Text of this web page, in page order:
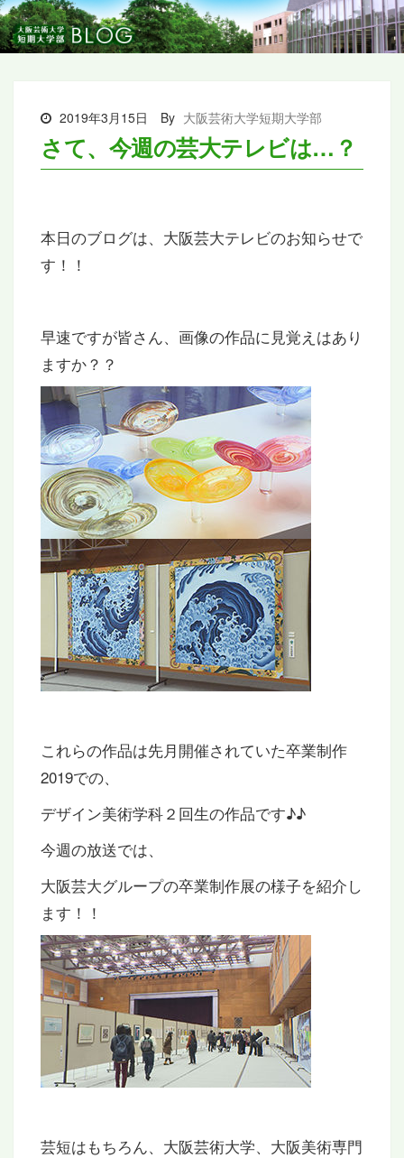
2019年3月15日 By 大阪芸術大学短期大学部
さて、今週の芸大テレビは…？
本日のブログは、大阪芸大テレビのお知らせで
す！！
早速ですが皆さん、画像の作品に見覚えはあり
ますか？？
これらの作品は先月開催されていた卒業制作
2019での、
デザイン美術学科２回生の作品です♪♪
今週の放送では、
大阪芸大グループの卒業制作展の様子を紹介し
ます！！
芸短はもちろん、大阪芸術大学、大阪美術専門